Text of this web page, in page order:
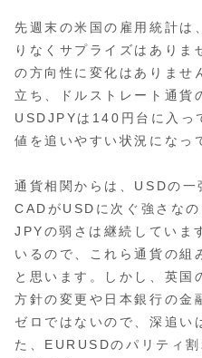
先週末の米国の雇用統計は
りなくサプライズはありま
の方向性に変化はありませ
立ち、ドルストレート通貨
USDJPYは140円台に入っ
値を追いやすい状況になっ
通貨相関からは、USDの一
CADがUSDに次ぐ強さな
JPYの弱さは継続していま
いるので、これら通貨の組
と思います。しかし、英国
方針の変更や日本銀行の金
ゼロではないので、深追い
た、EURUSDのパリティ